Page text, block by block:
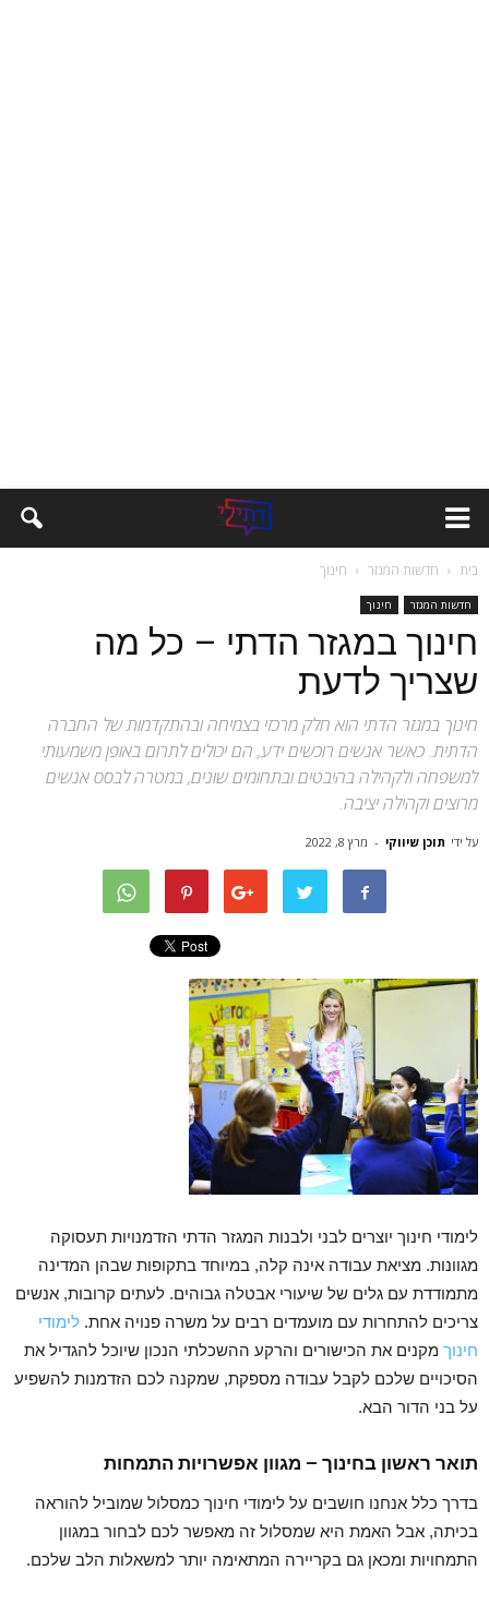
בית חדשות המגזר חינוך
חדשות המגזר חינוך
חינוך במגזר הדתי – כל מה
שצריך לדעת
חינוך במגזר הדתי הוא חלק מרכזי בצמיחה ובהתקדמות של החברה
הדתית. כאשר אנשים רוכשים ידע, הם יכולים לתרום באופן משמעותי
למשפחה ולקהילה בהיבטים ובתחומים שונים, במטרה לבסס אנשים
מרוצים וקהילה יציבה.
על ידי תוכן שיווקי - מרץ 8, 2022
לימודי חינוך יוצרים לבני ולבנות המגזר הדתי הזדמנויות תעסוקה
מגוונות. מציאת עבודה אינה קלה, במיוחד בתקופות שבהן המדינה
מתמודדת עם גלים של שיעורי אבטלה גבוהים. לעתים קרובות, אנשים
צריכים להתחרות עם מועמדים רבים על משרה פנויה אחת. לימודי
חינוך מקנים את הכישורים והרקע ההשכלתי הנכון שיוכל להגדיל את
הסיכויים שלכם לקבל עבודה מספקת, שמקנה לכם הזדמנות להשפיע
על בני הדור הבא.
תואר ראשון בחינוך – מגוון אפשרויות התמחות
בדרך כלל אנחנו חושבים על לימודי חינוך כמסלול שמוביל להוראה
בכיתה, אבל האמת היא שמסלול זה מאפשר לכם לבחור במגוון
התמחויות ומכאן גם בקריירה המתאימה יותר למשאלות הלב שלכם.